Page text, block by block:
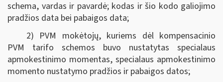
schema, vardas ir pavardė; kodas ir šio kodo galiojimo
pradžios data bei pabaigos data;
2) PVM mokėtojų, kuriems dėl kompensacinio
PVM tarifo schemos buvo nustatytas specialaus
apmokestinimo momentas, specialaus apmokestinimo
momento nustatymo pradžios ir pabaigos datos;